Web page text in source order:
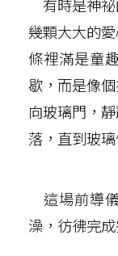
有時是神祕
幾顆大大的
條裡滿是童
歇，而是像
向玻璃門，
落，直到玻
這場前導
澡，彷彿完